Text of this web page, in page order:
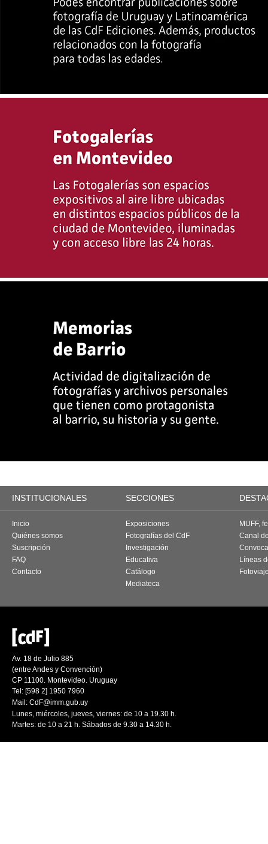
INSTITUCIONALES SECCIONES
Inicio
Quiénes somos
Suscripción
FAQ
Contacto
Exposiciones
Fotografías del CdF
Investigación
Educativa
Catálogo
Mediateca
MUFF,
Canal
Líneas
Av. 18 de Julio 885
(entre Andes y Convención)
CP 11100. Montevideo. Uruguay
Tel: [598 2] 1950 7960
Mail: CdF@imm.gub.uy
Lunes, miércoles, jueves, viernes: de 10 a 19.30 h.
Martes: de 10 a 21 h. Sábados de 9.30 a 14.30 h.